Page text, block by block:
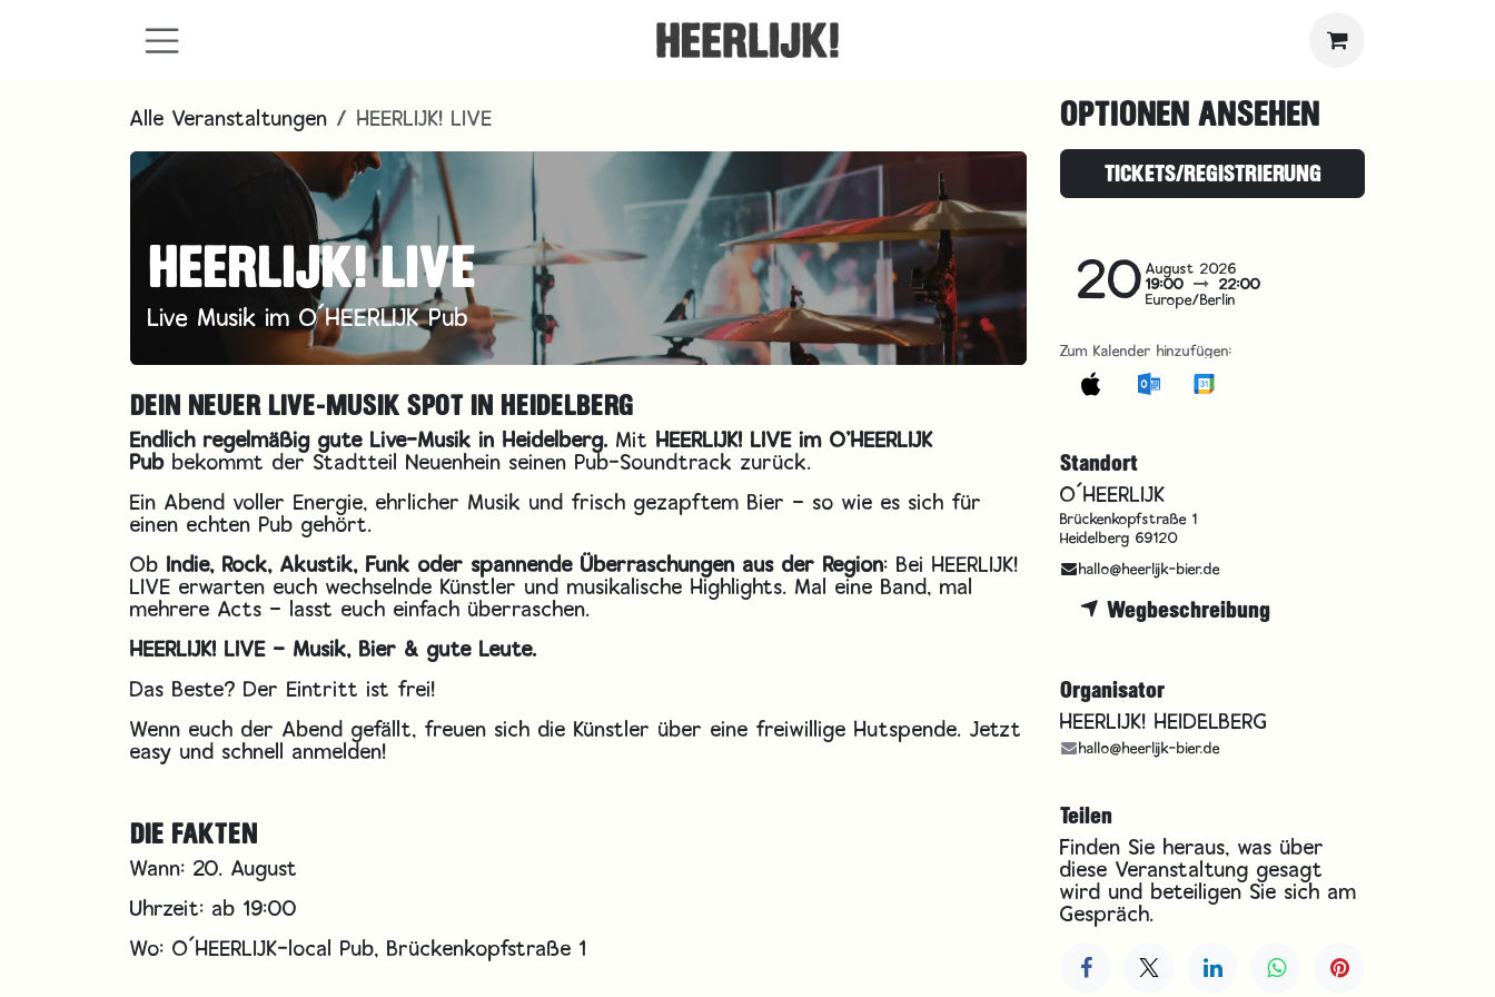
Alle Veranstaltungen HEERLIJK! LIVE
HEERLIJK! LIVE
Live Musik im O´HEERLIJK Pub
DEIN NEUER LIVE-MUSIK SPOT IN HEIDELBERG
Endlich regelmäßig gute Live-Musik in Heidelberg. Mit HEERLIJK! LIVE im O’HEERLIJK
Pub bekommt der Stadtteil Neuenhein seinen Pub-Soundtrack zurück.
Ein Abend voller Energie, ehrlicher Musik und frisch gezapftem Bier – so wie es sich für
einen echten Pub gehört.
Ob Indie, Rock, Akustik, Funk oder spannende Überraschungen aus der Region: Bei HEERLIJK!
LIVE erwarten euch wechselnde Künstler und musikalische Highlights. Mal eine Band, mal
mehrere Acts – lasst euch einfach überraschen.
HEERLIJK! LIVE – Musik, Bier & gute Leute.
Das Beste? Der Eintritt ist frei!
Wenn euch der Abend gefällt, freuen sich die Künstler über eine freiwillige Hutspende. Jetzt
easy und schnell anmelden!
DIE FAKTEN
Wann: 20. August
Uhrzeit: ab 19:00
Wo: O´HEERLIJK-local Pub, Brückenkopfstraße 1
OPTIONEN ANSEHEN
TICKETS/REGISTRIERUNG
20 August 2026
19:00 22:00
Europe/Berlin
Zum Kalender hinzufügen:
Standort
O´HEERLIJK
Brückenkopfstraße 1
Heidelberg 69120
hallo@heerlijk-bier.de
Wegbeschreibung
Organisator
HEERLIJK! HEIDELBERG
hallo@heerlijk-bier.de
Teilen
Finden Sie heraus, was über
diese Veranstaltung gesagt
wird und beteiligen Sie sich am
Gespräch.